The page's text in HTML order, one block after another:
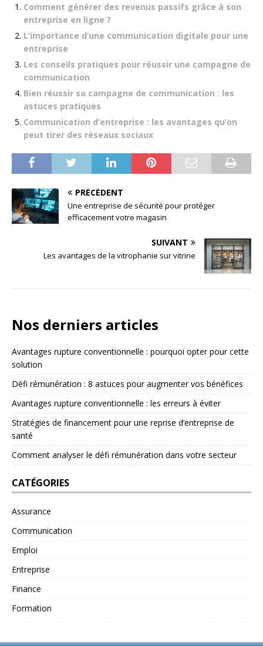
Comment générer des revenus passifs grâce à son
entreprise en ligne ?
L’importance d’une communication digitale pour une
entreprise
Les conseils pratiques pour réussir une campagne de
communication
Bien réussir sa campagne de communication : les
astuces pratiques
Communication d’entreprise : les avantages qu’on
peut tirer des réseaux sociaux
PRÉCÉDENT
Une entreprise de sécurité pour protéger
efficacement votre magasin
SUIVANT
Les avantages de la vitrophanie sur vitrine
Nos derniers articles
Avantages rupture conventionnelle : pourquoi opter pour cette
solution
Défi rémunération : 8 astuces pour augmenter vos bénéfices
Avantages rupture conventionnelle : les erreurs à éviter
Stratégies de financement pour une reprise d’entreprise de
santé
Comment analyser le défi rémunération dans votre secteur
CATÉGORIES
Assurance
Communication
Emploi
Entreprise
Finance
Formation